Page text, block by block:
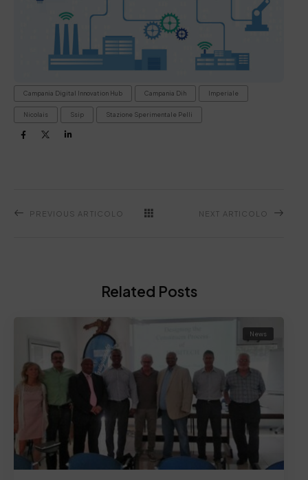
Campania Digital Innovation Hub Campania Dih Imperiale
Nicolais Ssip Stazione Sperimentale Pelli
PREVIOUS ARTICOLO NEXT ARTICOLO
Related Posts
News